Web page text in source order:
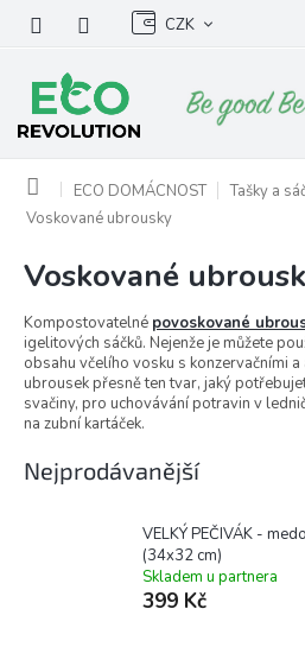
obsah
CZK
Domů ECO DOMÁCNOST
Tašky a
Voskované ubrousky
Voskované
Kompostovatelné povoskované
igelitových sáčků. Nejenže je můžete
obsahu včelího vosku s konzervačními
ubrousek přesně ten tvar, jaký
svačiny, pro uchovávání potravin v
na zubní kartáček.
Nejprodávanější
VELKÝ PEČIVÁK -
(34x32 cm)
Skladem u partnera
399 Kč